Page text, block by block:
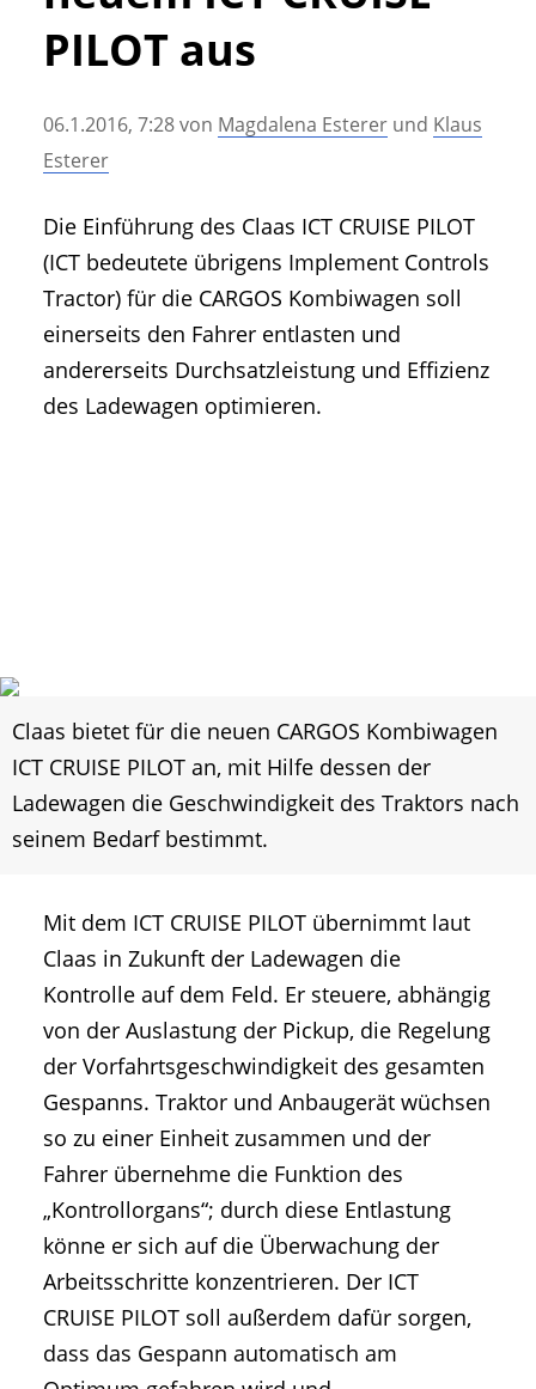
• Messen und Veranstaltungen
• Agritechnica Neuheiten Archiv
• Artikel nach Hersteller/Marke
PILOT aus
06.1.2016, 7:28von Magdalena Esterer und Klaus
Esterer
Die Einführung des Claas ICT CRUISE PILOT
(ICT bedeutete übrigens Implement Controls
Tractor) für die CARGOS Kombiwagen soll
einerseits den Fahrer entlasten und
andererseits Durchsatzleistung und Effizienz
des Ladewagen optimieren.
Claas bietet für die neuen CARGOS Kombiwagen
ICT CRUISE PILOT an, mit Hilfe dessen der
Ladewagen die Geschwindigkeit des Traktors nach
seinem Bedarf bestimmt.
Mit dem ICT CRUISE PILOT übernimmt laut
Claas in Zukunft der Ladewagen die
Kontrolle auf dem Feld. Er steuere, abhängig
von der Auslastung der Pickup, die Regelung
der Vorfahrtsgeschwindigkeit des gesamten
Gespanns. Traktor und Anbaugerät wüchsen
so zu einer Einheit zusammen und der
Fahrer übernehme die Funktion des
„Kontrollorgans“; durch diese Entlastung
könne er sich auf die Überwachung der
Arbeitsschritte konzentrieren. Der ICT
CRUISE PILOT soll außerdem dafür sorgen,
dass das Gespann automatisch am